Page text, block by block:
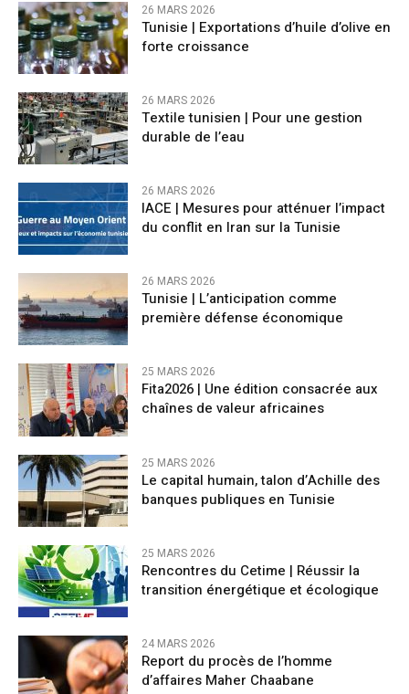
26 MARS 2026
Tunisie | Exportations d’huile d’olive en
forte croissance
26 MARS 2026
Textile tunisien | Pour une gestion
durable de l’eau
26 MARS 2026
IACE | Mesures pour atténuer l’impact
du conflit en Iran sur la Tunisie
26 MARS 2026
Tunisie | L’anticipation comme
première défense économique
25 MARS 2026
Fita2026 | Une édition consacrée aux
chaînes de valeur africaines
25 MARS 2026
Le capital humain, talon d’Achille des
banques publiques en Tunisie
25 MARS 2026
Rencontres du Cetime | Réussir la
transition énergétique et écologique
24 MARS 2026
Report du procès de l’homme
d’affaires Maher Chaabane